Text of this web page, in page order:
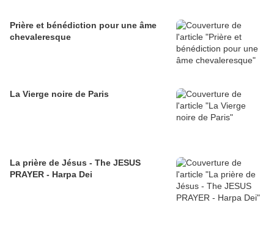
Prière et bénédiction pour une âme
chevaleresque
La Vierge noire de Paris
La prière de Jésus - The JESUS
PRAYER - Harpa Dei